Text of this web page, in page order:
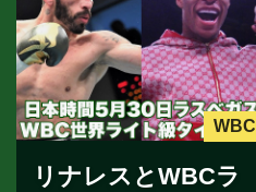
WBC
リナレスとWBCラ